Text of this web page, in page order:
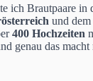
ich Brautpaare in
und dem
400 Hochzeiten
genau das